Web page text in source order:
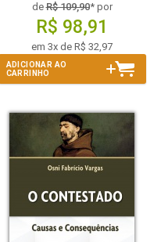
deR$ 109,90* por
R$ 98,91
em 3x de R$ 32,97
ADICIONAR AO
CARRINHO